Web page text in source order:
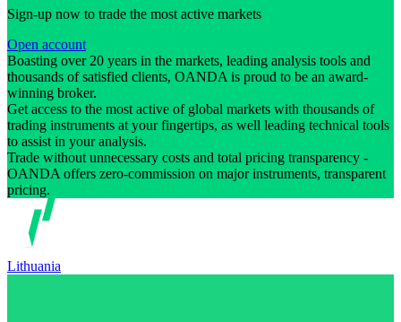
Sign-up now to trade the most active markets
Open account
Boasting over 20 years in the markets, leading analysis tools and
thousands of satisfied clients, OANDA is proud to be an award-
winning broker.
Get access to the most active of global markets with thousands of
trading instruments at your fingertips, as well leading technical tools
to assist in your analysis.
Trade without unnecessary costs and total pricing transparency -
OANDA offers zero-commission on major instruments, transparent
pricing.
Lithuania